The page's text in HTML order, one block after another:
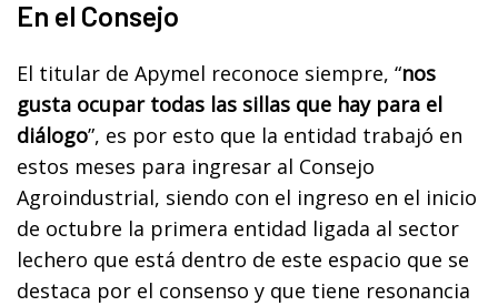
En el Consejo
El titular de Apymel reconoce siempre, “nos
gusta ocupar todas las sillas que hay para el
diálogo”, es por esto que la entidad trabajó en
estos meses para ingresar al Consejo
Agroindustrial, siendo con el ingreso en el inicio
de octubre la primera entidad ligada al sector
lechero que está dentro de este espacio que se
destaca por el consenso y que tiene resonancia